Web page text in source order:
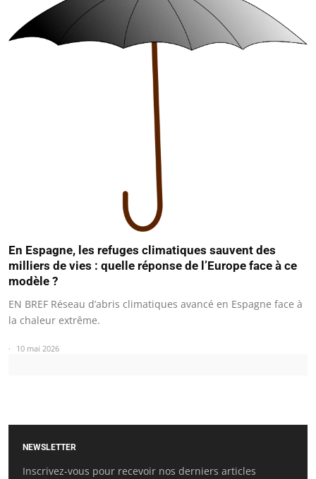
En Espagne, les refuges climatiques sauvent des
milliers de vies : quelle réponse de l’Europe face à ce
modèle ?
EN BREF Réseau d’abris climatiques avancé en Espagne face à
la chaleur extrême.
10 mai 2026
NEWSLETTER
Inscrivez-vous pour recevoir nos derniers articles